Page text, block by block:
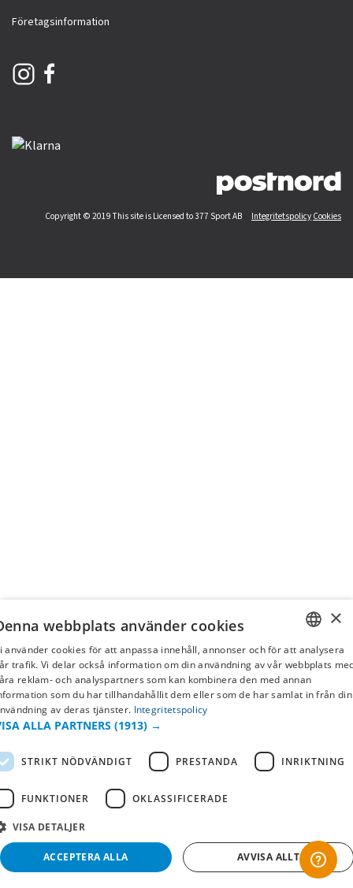
Företagsinformation
Copyright © 2019 This site is Licensed to 377 Sport AB Integritetspolicy Cookies
SWEDISH
FI
×
webbplats använder cookies
använder cookies för att anpassa innehåll, annonser och för att analysera
trafik. Vi delar också information om din användning av vår webbplats
reklam- och analyspartners som kan kombinera den med annan
som du har tillhandahållit dem eller som de har samlat in från din
av deras tjänster. Integritetspolicy
ALLA PARTNERS (1913) →
STRIKT NÖDVÄNDIGT PRESTANDA INRIKTNING
FUNKTIONER OKLASSIFICERADE
VISA DETALJER
ACCEPTERA ALLA AVVISA ALLT